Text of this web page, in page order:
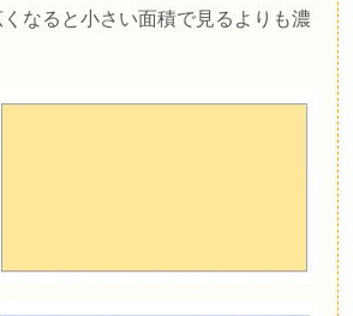
なると小さい面積で見るよりも濃